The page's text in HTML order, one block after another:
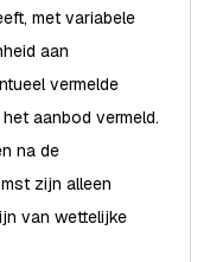
met variabele
aan
vermelde
aanbod vermeld.
na de
zijn alleen
van wettelijke